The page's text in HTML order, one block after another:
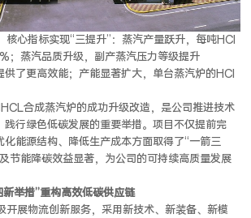
心指标实现“三提升”： 蒸汽产量跃升， 每吨HCl
； 蒸汽品质升级， 副产蒸汽压力等级提升
了更高效能； 产能显著扩大， 单台蒸汽炉的HCl
合成蒸汽炉的成功升级改造，是公司推进技术
践行绿色低碳发展的重要举措。项目不仅提前完
能源结构、降低生产成本方面取得了“一箭三
节能降碳效益显著，为公司的可持续高质量发展
举措”重构高效低碳供应链
开展物流创新服务，采用新技术、新装备、新模